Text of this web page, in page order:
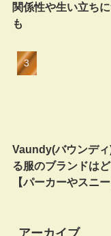
関係性や生い立ち
も
Vaundy(バウンデ
る服のブランドは
【パーカーやスニー